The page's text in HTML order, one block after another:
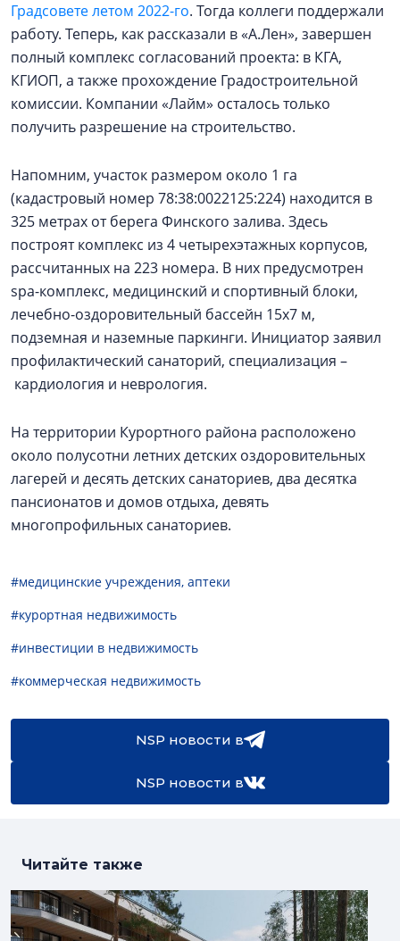
Градсовете летом 2022-го. Тогда коллеги поддержали
работу. Теперь, как рассказали в «А.Лен», завершен
полный комплекс согласований проекта: в КГА,
КГИОП, а также прохождение Градостроительной
комиссии. Компании «Лайм» осталось только
получить разрешение на строительство.
Напомним, участок размером около 1 га
(кадастровый номер 78:38:0022125:224) находится в
325 метрах от берега Финского залива. Здесь
построят комплекс из 4 четырехэтажных корпусов,
рассчитанных на 223 номера. В них предусмотрен
spa-комплекс, медицинский и спортивный блоки,
лечебно-оздоровительный бассейн 15х7 м,
подземная и наземные паркинги. Инициатор заявил
профилактический санаторий, специализация –
кардиология и неврология.
На территории Курортного района расположено
около полусотни летних детских оздоровительных
лагерей и десять детских санаториев, два десятка
пансионатов и домов отдыха, девять
многопрофильных санаториев.
#медицинские учреждения, аптеки
#курортная недвижимость
#инвестиции в недвижимость
#коммерческая недвижимость
NSP новости в
NSP новости в
Читайте также